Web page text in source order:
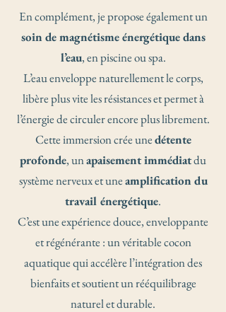
En complément, je propose également un
soin de magnétisme énergétique dans
l’eau, en piscine ou spa.
L’eau enveloppe naturellement le corps,
libère plus vite les résistances et permet à
l’énergie de circuler encore plus librement.
Cette immersion crée unedétente
profonde, unapaisement immédiatdu
système nerveux et uneamplification du
travail énergétique.
C’est une expérience douce, enveloppante
et régénérante : un véritable cocon
aquatique qui accélère l’intégration des
bienfaits et soutient un rééquilibrage
naturel et durable.